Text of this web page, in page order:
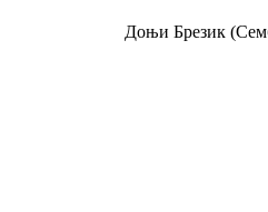
Доњи Брезик